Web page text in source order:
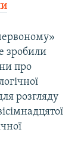
зробили
про
розгляду